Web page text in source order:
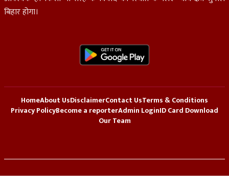
बिहार होगा।
HomeAbout UsDisclaimerContact UsTerms & Conditions
Privacy PolicyBecome a reporterAdmin LoginID Card Download
Our Team